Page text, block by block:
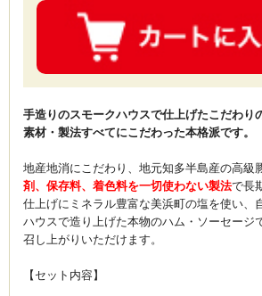
手造りのスモークハウスで仕上げたこだわり
素材・製法すべてにこだわった本格派です。
地産地消にこだわり、地元知多半島産の高級
剤、保存料、着色料を一切使わない製法で長
仕上げにミネラル豊富な美浜町の塩を使い、
ハウスで造り上げた本物のハム・ソーセージ
召し上がりいただけます。
【セット内容】